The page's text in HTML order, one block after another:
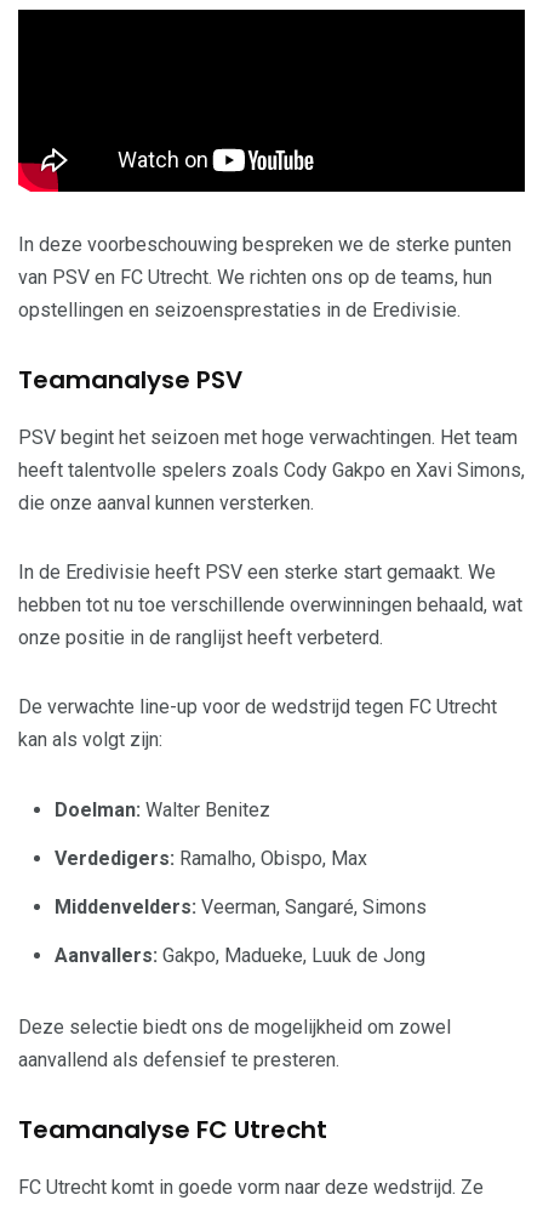
In deze voorbeschouwing bespreken we de sterke punten
van PSV en FC Utrecht. We richten ons op de teams, hun
opstellingen en seizoensprestaties in de Eredivisie.
Teamanalyse PSV
PSV begint het seizoen met hoge verwachtingen. Het team
heeft talentvolle spelers zoals Cody Gakpo en Xavi Simons,
die onze aanval kunnen versterken.
In de Eredivisie heeft PSV een sterke start gemaakt. We
hebben tot nu toe verschillende overwinningen behaald, wat
onze positie in de ranglijst heeft verbeterd.
De verwachte line-up voor de wedstrijd tegen FC Utrecht
kan als volgt zijn:
Doelman: Walter Benitez
Verdedigers: Ramalho, Obispo, Max
Middenvelders: Veerman, Sangaré, Simons
Aanvallers: Gakpo, Madueke, Luuk de Jong
Deze selectie biedt ons de mogelijkheid om zowel
aanvallend als defensief te presteren.
Teamanalyse FC Utrecht
FC Utrecht komt in goede vorm naar deze wedstrijd. Ze